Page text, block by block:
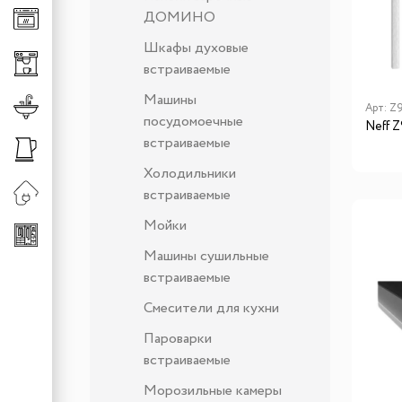
ДОМИНО
Шкафы духовые
встраиваемые
Машины
посудомоечные
встраиваемые
Холодильники
встраиваемые
Мойки
Машины сушильные
встраиваемые
Смесители для кухни
Пароварки
встраиваемые
Морозильные камеры
Арт:
Neff